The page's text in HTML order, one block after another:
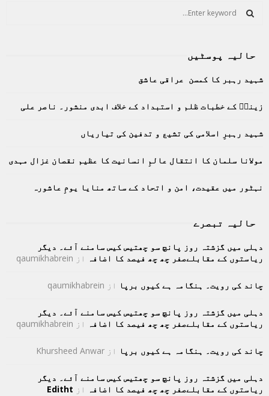
f
r
E
A
R
C
H
حالیہ پوسٹیں
شہید رہبر کا کمسن عراقی عاشق
زینبؑ کے خطبات ظلم و استبداد کے خلاف ابدی منشور۔ ناصر علی
شہید رہبرِ اسلامی کی تشیع و تدفین کی تیاریاں
مولانا سلمان کا انتقال عالمِ انسانیت کا عظیم نقصان غزال مہدی
نہٹور میں عقیدت، امن و اتحاد کے ساتھ منایا یومِ عاشورہ
حالیہ تبصرے
دہلی میں گزشتہ روز پانچ سو چھتیس کیس سامنے آئے۔ دیگر
ریاستوں کے مقابلےصفر چھ چھ فیصد کا اضافہ از qaumikhabrein
چاند کی رویت۔ ہنگامہ ہے کیوں برپا از qaumikhabrein
دہلی میں گزشتہ روز پانچ سو چھتیس کیس سامنے آئے۔ دیگر
ریاستوں کے مقابلےصفر چھ چھ فیصد کا اضافہ از qaumikhabrein
چاند کی رویت۔ ہنگامہ ہے کیوں برپا از Khursheed Anwar
دہلی میں گزشتہ روز پانچ سو چھتیس کیس سامنے آئے۔ دیگر
ریاستوں کے مقابلےصفر چھ چھ فیصد کا اضافہ از Editht